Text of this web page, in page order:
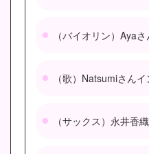
（バイオリン）Aya
（歌）Natsumiさん
（サックス）永井香